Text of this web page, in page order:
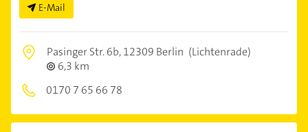
E-Mail
Pasinger Str. 6b,12309 Berlin (Lichtenrade)
6,3 km
0170 7 65 66 78